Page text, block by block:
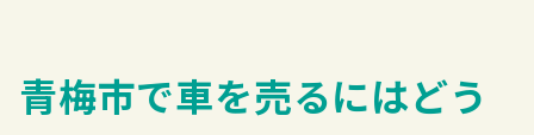
青梅市で車を売るにはどう